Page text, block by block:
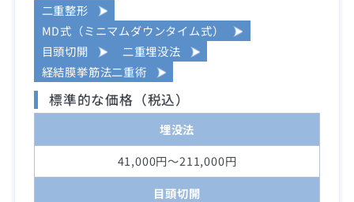
二重整形
MD式（ミニマムダウンタイム式）
目頭切開
二重埋没法
経結膜挙筋法二重術
標準的な価格（税込）
埋没法
41,000円～211,000円
目頭切開